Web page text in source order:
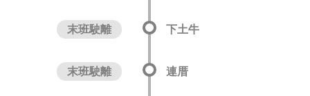
末班駛離 下土牛
末班駛離 連厝